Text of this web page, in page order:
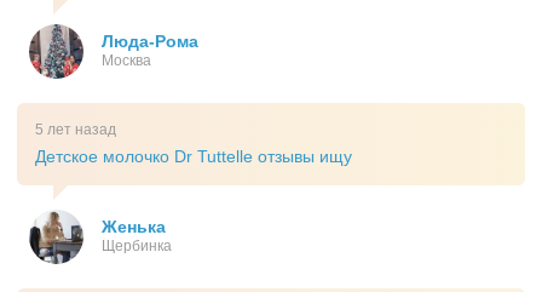
Люда-Рома
Москва
5 лет назад
Детское молочко Dr Tuttelle отзывы ищу
Женька
Щербинка